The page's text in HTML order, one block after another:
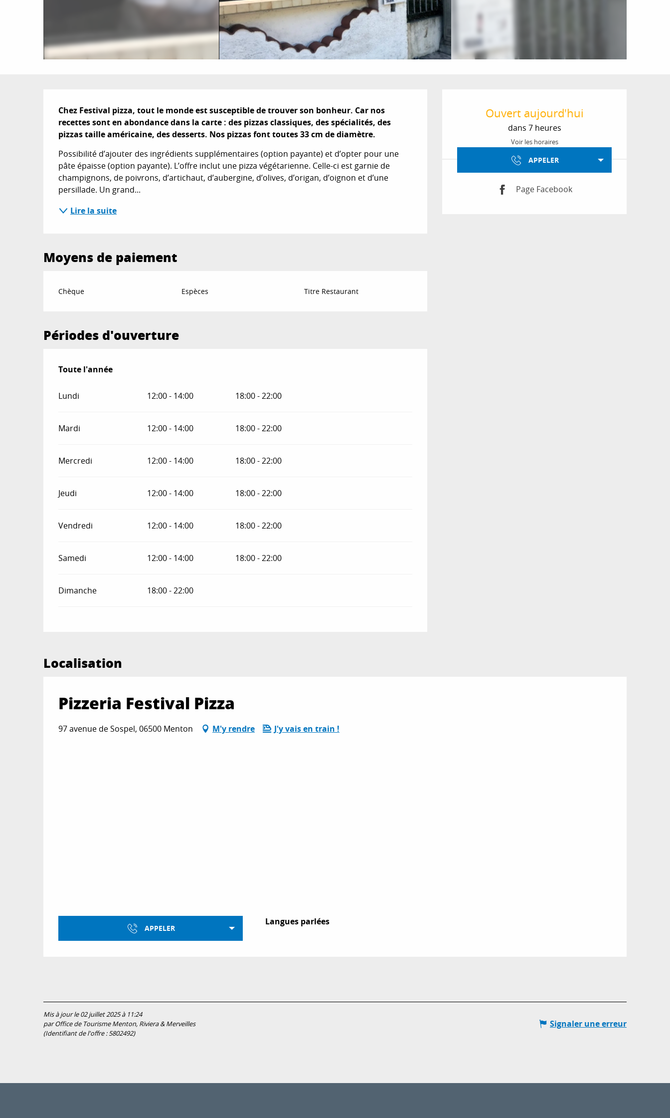
Ouverture et
Ouvert aujourd'hui
dans 7 heures
Voir les horaires
APPELER
Page Facebook
Description
Chez Festival pizza, tout le monde est susceptible de trouver son bonheur. Car nos
recettes sont en abondance dans la carte : des pizzas classiques, des spécialités, des
pizzas taille américaine, des desserts. Nos pizzas font toutes 33 cm de diamètre.
Possibilité d’ajouter des ingrédients supplémentaires (option payante) et d’opter pour une
pâte épaisse (option payante). L’offre inclut une pizza végétarienne. Celle-ci est garnie de
champignons, de poivrons, d’artichaut, d’aubergine, d’olives, d’origan, d’oignon et d’une
persillade. Un grand...
Lire la suite
Moyens de paiement
Chèque Espèces Titre Restaurant
Périodes d'ouverture
Toute l'année
Toute l'année
Lundi 12:00 - 14:00 18:00 - 22:00
Mardi 12:00 - 14:00 18:00 - 22:00
Mercredi 12:00 - 14:00 18:00 - 22:00
Jeudi 12:00 - 14:00 18:00 - 22:00
Vendredi 12:00 - 14:00 18:00 - 22:00
Samedi 12:00 - 14:00 18:00 - 22:00
Dimanche 18:00 - 22:00
Localisation
Pizzeria Festival Pizza
97 avenue de Sospel, 06500 Menton M'y rendre J'y vais en train !
APPELER
Langues parlées
Langues parlées
Mis à jour le 02 juillet 2025 à 11:24
par Office de Tourisme Menton, Riviera & Merveilles
(Identifiant de l'offre :5802492)
Signaler une erreur